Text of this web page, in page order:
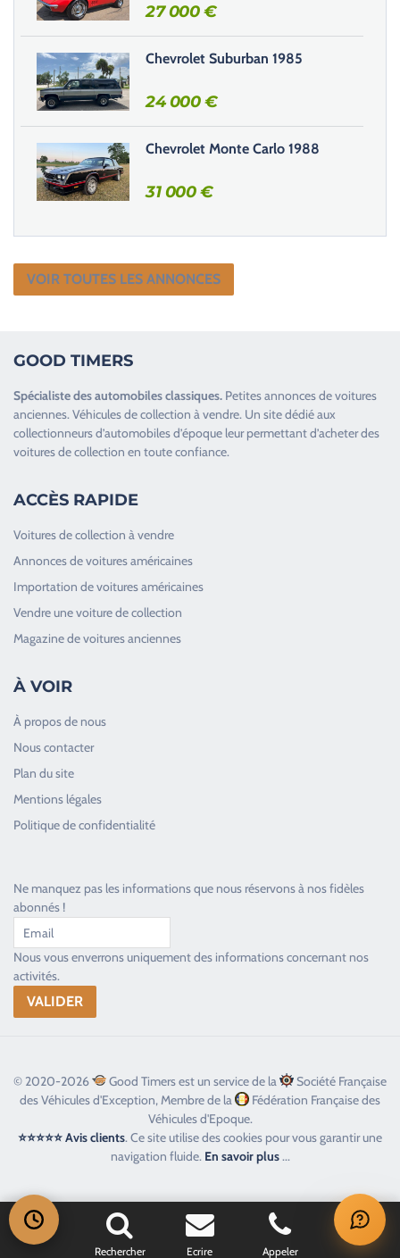
i
d
e
.
27 000€
Chevrolet Suburban 1985
24 000€
Chevrolet Monte Carlo 1988
31 000€
VOIR TOUTES LES ANNONCES
GOOD TIMERS
Spécialiste desautomobiles classiques. Petites annonces devoitures
anciennes.Véhicules de collection à vendre. Un site dédié aux
collectionneurs d’automobiles d’époque leur permettant d’acheter des
voitures de collection en toute confiance.
ACCÈS RAPIDE
Voitures de collection à vendre
Annonces de voitures américaines
Importation de voitures américaines
Vendre une voiture de collection
Magazine de voitures anciennes
À VOIR
À propos de nous
Nous contacter
Plan du site
Mentions légales
Politique de confidentialité
Ne manquez pas les informations que nous réservons à nos fidèles
abonnés !
Nous vous enverrons uniquement des informations concernant nos
activités.
© 2020-2026 Good Timers est un service de la
Société Française
des Véhicules d'Exception, Membre de la
Fédération Française des
Véhicules d'Epoque.
⭐⭐⭐⭐⭐ Avis clients. Ce site utilise des cookies pour vous garantir une
navigation fluide. En savoir plus...
Rechercher Ecrire Appeler
Toujours heureux d'aider les passionnés